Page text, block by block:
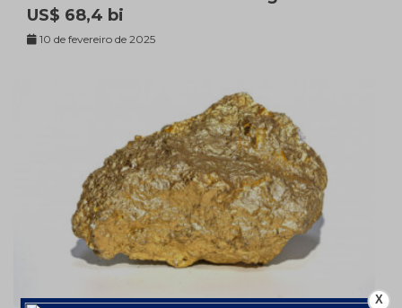
US$ 68,4 bi
10 de fevereiro de 2025
X